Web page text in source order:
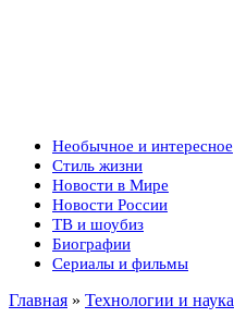
Необычное и интересное
Стиль жизни
Новости в Мире
Новости России
ТВ и шоубиз
Биографии
Сериалы и фильмы
Главная » Технологии и наука